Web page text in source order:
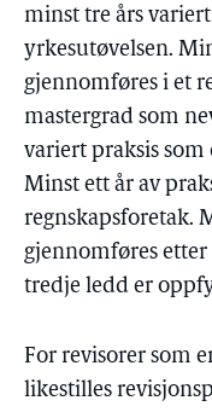
minst tre års
yrkesutøvelsen.
gjennomføres i et
mastergrad som
variert praksis som
Minst ett år av
regnskapsforetak.
gjennomføres
tredje ledd er
For revisorer som
likestilles